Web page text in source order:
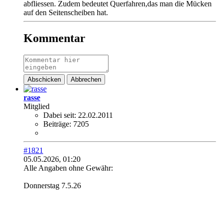
abfliessen. Zudem bedeutet Querfahren,das man die Mücken
auf den Seitenscheiben hat.
Kommentar
Abschicken Abbrechen
rasse
Mitglied
Dabei seit: 22.02.2011
Beiträge: 7205
#1821
05.05.2026, 01:20
Alle Angaben ohne Gewähr:
Donnerstag 7.5.26